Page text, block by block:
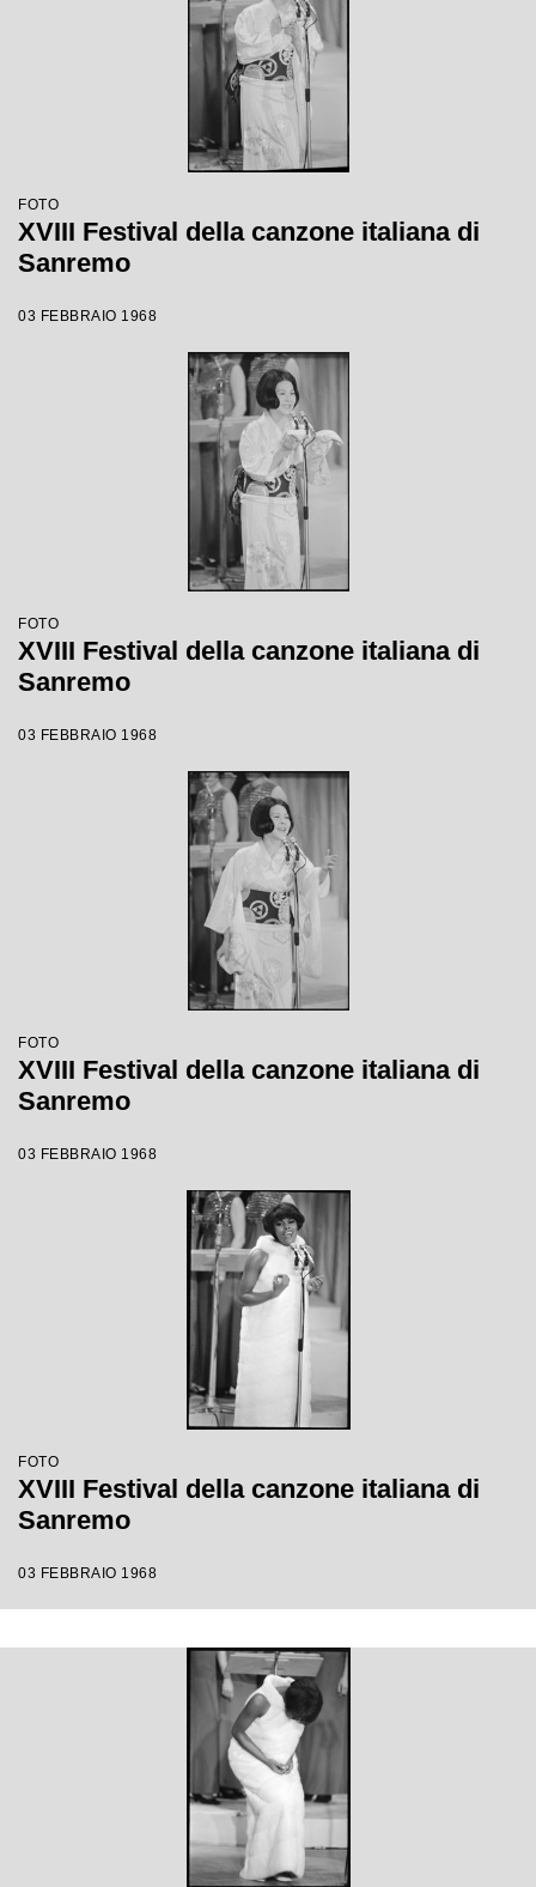
FOTO
XVIII Festival della canzone italiana di
Sanremo
03 FEBBRAIO 1968
FOTO
XVIII Festival della canzone italiana di
Sanremo
03 FEBBRAIO 1968
FOTO
XVIII Festival della canzone italiana di
Sanremo
03 FEBBRAIO 1968
FOTO
XVIII Festival della canzone italiana di
Sanremo
03 FEBBRAIO 1968